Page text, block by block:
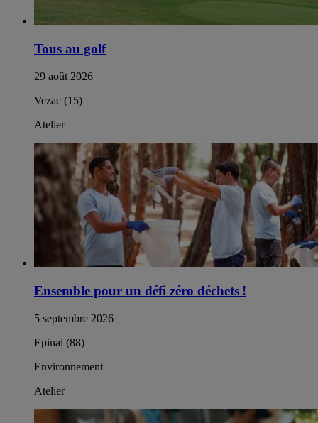
Tous au golf
29 août 2026
Vezac (15)
Atelier
Ensemble pour un défi zéro déchets !
5 septembre 2026
Epinal (88)
Environnement
Atelier